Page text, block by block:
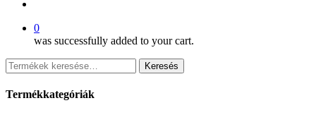
0
was successfully added to your cart.
Keresés
a
következőre:
Keresés
Termékkategóriák